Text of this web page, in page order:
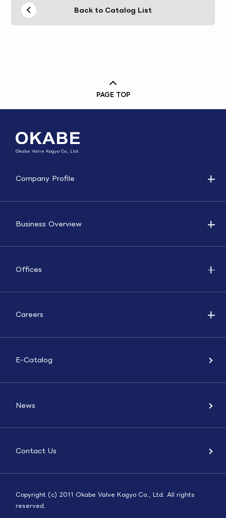
Back to Catalog List
PAGE TOP
Okabe Valve Kogyo Co., Ltd.
Company Profile
Business Overview
Offices
Careers
E-Catalog
News
Contact Us
Copyright (c) 2011 Okabe Valve Kogyo Co., Ltd. All rights
reserved.